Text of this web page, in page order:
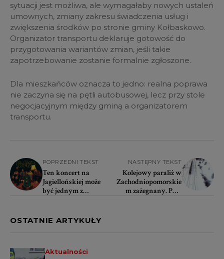
sytuacji jest możliwa, ale wymagałaby nowych ustaleń
umownych, zmiany zakresu świadczenia usług i
zwiększenia środków po stronie gminy Kołbaskowo.
Organizator transportu deklaruje gotowość do
przygotowania wariantów zmian, jeśli takie
zapotrzebowanie zostanie formalnie zgłoszone.
Dla mieszkańców oznacza to jedno: realna poprawa
nie zaczyna się na pętli autobusowej, lecz przy stole
negocjacyjnym między gminą a organizatorem
transportu.
POPRZEDNI TEKST
Ten koncert na
Jagiellońskiej może
być jednym z
NASTĘPNY TEKST
Kolejowy paraliż w
Zachodniopomorskie
m zażegnany. PKP
OSTATNIE ARTYKUŁY
Aktualności